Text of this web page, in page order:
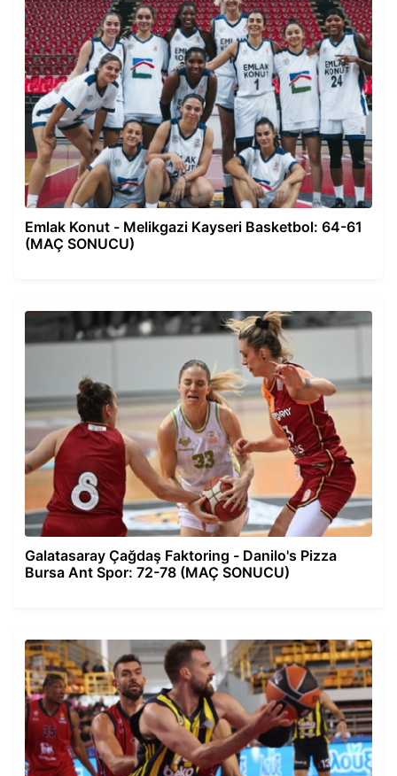
Emlak Konut - Melikgazi Kayseri Basketbol: 64-61
(MAÇ SONUCU)
Galatasaray Çağdaş Faktoring - Danilo's Pizza
Bursa Ant Spor: 72-78 (MAÇ SONUCU)